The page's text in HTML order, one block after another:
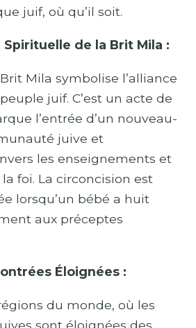
juif, où qu’il soit.
de la Brit Mila :
Mila symbolise l’alliance
juif. C’est un acte de
l’entrée d’un nouveau-
juive et
les enseignements et
foi. La circoncision est
lorsqu’un bébé a huit
aux préceptes
Éloignées :
du monde, où les
sont éloignées des